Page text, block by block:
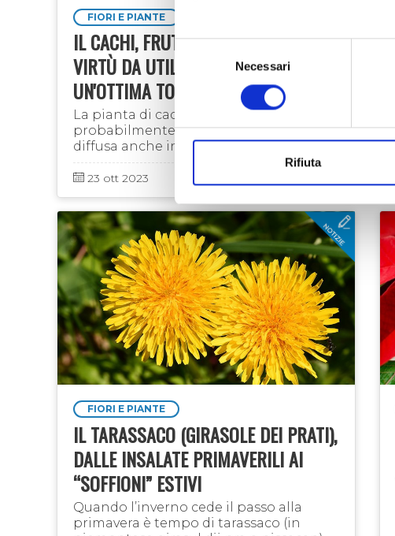
consenso
Necessari
Rifiuta
FIORI E PIANTE
IL CACHI, FRUTTO DALLE MILLE
VIRTÙ DA UTILIZZARE PER
UN'OTTIMA TORTA
La pianta di cachi proviene molto
probabilmente dalla Cina ma è molto
diffusa anche in Giappone, dove è
molto comune ed è coltivato fin
dall'antichità. I suoi frutti sono di un
colore arancio …
23 ott 2023
FIORI E PIANTE
IL TARASSACO (GIRASOLE DEI PRATI),
DALLE INSALATE PRIMAVERILI AI
“SOFFIONI” ESTIVI
Quando l’inverno cede il passo alla
primavera è tempo di tarassaco (in